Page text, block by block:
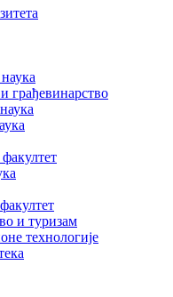
грађевинарство
и туризам
технологије